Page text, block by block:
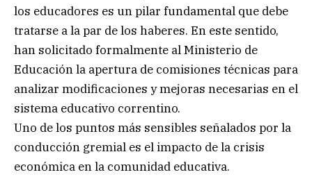
los educadores es un pilar fundamental que debe
tratarse a la par de los haberes. En este sentido,
han solicitado formalmente al Ministerio de
Educación la apertura de comisiones técnicas para
analizar modificaciones y mejoras necesarias en el
sistema educativo correntino.
Uno de los puntos más sensibles señalados por la
conducción gremial es el impacto de la crisis
económica en la comunidad educativa.